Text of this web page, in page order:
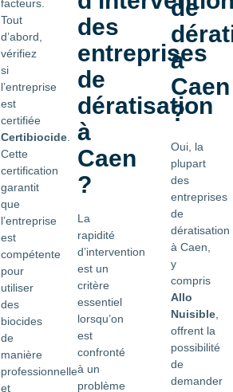
facteurs.
Tout
d’abord,
vérifiez
si
l’entreprise
est
certifiée
Certibiocide.
Cette
certification
garantit
que
l’entreprise
est
compétente
pour
utiliser
des
biocides
de
manière
professionnelle
et
des
entreprises
de
dératisation
à
Caen
?
La
rapidité
d’intervention
est un
critère
essentiel
lorsqu’on
est
confronté
à un
problème
de
à
Caen
?
Oui, la
plupart
des
entreprises
de
dératisation
à Caen,
y
compris
Allo
Nuisible,
offrent la
possibilité
de
demander